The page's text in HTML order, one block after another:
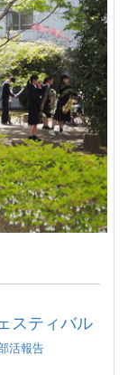
スティバル
活報告